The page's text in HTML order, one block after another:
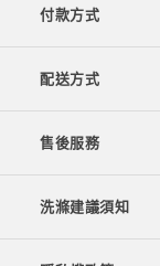
付款方式
配送方式
售後服務
洗滌建議須知